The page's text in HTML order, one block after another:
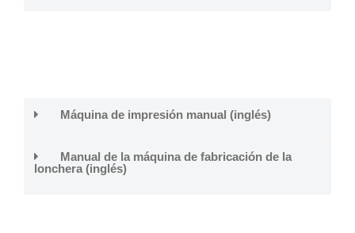
Máquina de impresión manual (inglés)
Manual de la máquina de fabricación de la
lonchera (inglés)